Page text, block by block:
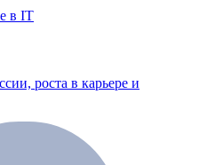
в IT
роста в карьере и